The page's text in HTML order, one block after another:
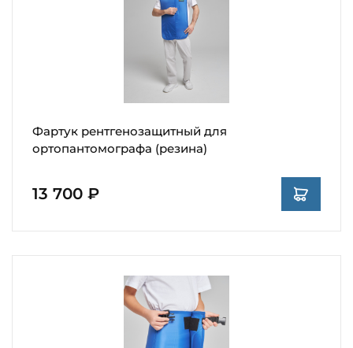
Фартук рентгенозащитный для
ортопантомографа (резина)
13 700 ₽